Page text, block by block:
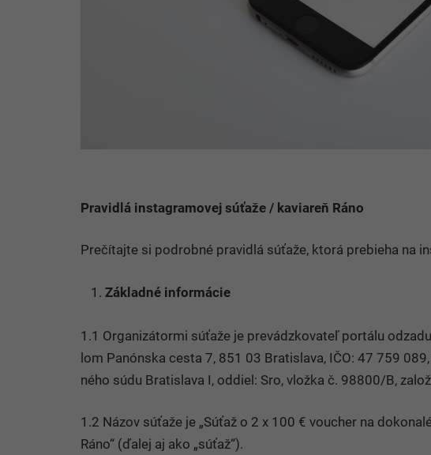
Pravidlá instagramovej súťaže / kaviareň Ráno
Prečítajte si podrobné pravidlá súťaže, ktorá prebieha na
Základné informácie
1.1 Organizátormi súťaže je pre­vádz­ko­va­te­ľ por­tálu
lom Panónska cesta 7, 851 03 Bra­ti­slava, IČO: 47 759
ného súdu Bra­ti­slava I, od­diel: Sro, vložka č. 98800/B,
1.2 Názov súťaže je „Súťaž o 2 x 100 € voucher na
Ráno“ (ďalej aj ako „súťaž“).